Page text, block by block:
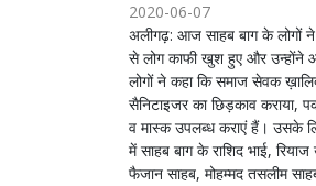
2020-06-07
अलीगढ़: आज साहब बाग के लोगों
से लोग काफी खुश हुए और उन्होंने
लोगों ने कहा कि समाज सेवक
सैनिटाइजर का छिड़काव कराया,
व मास्क उपलब्ध कराएं हैं। उसके
में साहब बाग के राशिद भाई,
फैजान साहब, मोहम्मद तसलीम